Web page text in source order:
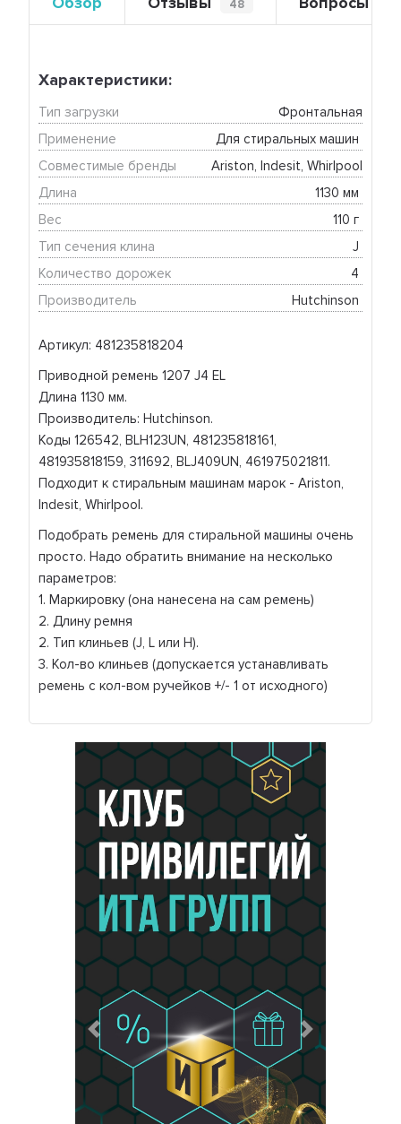
48
Артикул: 481235818204
Приводной ремень 1207 J4 EL
Длина 1130 мм.
Производитель: Hutchinson.
Коды 126542, BLH123UN, 481235818161,
481935818159, 311692, BLJ409UN, 461975021811.
Подходит к стиральным машинам марок - Ariston,
Indesit, Whirlpool.
Подобрать ремень для стиральной машины очень
просто. Надо обратить внимание на несколько
параметров:
1. Маркировку (она нанесена на сам ремень)
2. Длину ремня
2. Тип клиньев (J, L или H).
3. Кол-во клиньев (допускается устанавливать
ремень с кол-вом ручейков +/- 1 от исходного)
Характеристики:
Тип загрузки
Фронтальная
Применение
Для стиральных машин
Совместимые бренды
Ariston, Indesit, Whirlpool
Длина
1130 мм
Вес
110 г
Тип сечения клина
J
Количество дорожек
4
Производитель
Hutchinson
Предыдущий Следующий